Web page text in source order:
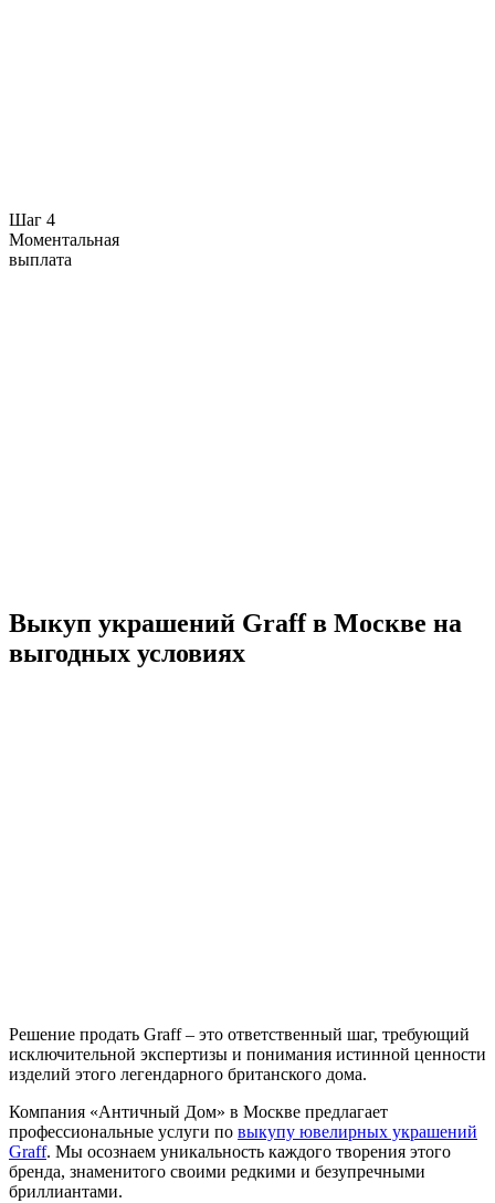
Шаг 4
Моментальная
выплата
Выкуп украшений Graff в Москве на
выгодных условиях
Решение продать Graff – это ответственный шаг, требующий
исключительной экспертизы и понимания истинной ценности
изделий этого легендарного британского дома.
Компания «Античный Дом» в Москве предлагает
профессиональные услуги по выкупу ювелирных украшений
Graff. Мы осознаем уникальность каждого творения этого
бренда, знаменитого своими редкими и безупречными
бриллиантами.